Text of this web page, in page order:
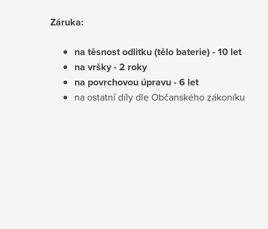
Záruka:
na těsnost odlitku (tělo baterie) - 10 let
na vršky - 2 roky
na povrchovou úpravu - 6 let
na ostatní díly dle Občanského zákoníku